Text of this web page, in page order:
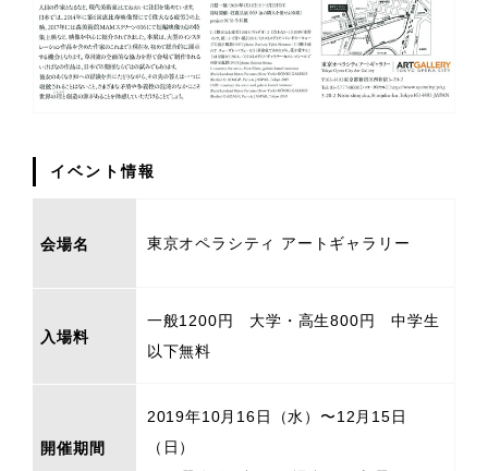
イベント情報
会場名 東京オペラシティ アートギャラリー
入場料
一般1200円 大学・高生800円 中学生
以下無料
開催期間
2019年10月16日（水）〜12月15日
（日）